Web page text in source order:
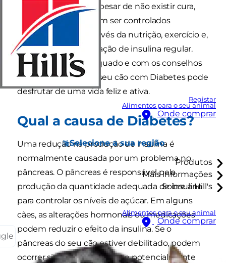
Registar
Alimentos para o seu animal
Onde comprar
Selecione a sua região
Produtos
Mais informações
Sobre a Hill's
Alimentos para o seu animal
Onde comprar
tipos de diabetes e apesar de não existir cura,
ambos os tipos podem ser controlados
adequadamente através da nutrição, exercício e,
se necessário, medicação de insulina regular.
Com o alimento adequado e com os conselhos
do seu veterinário, o seu cão com Diabetes pode
desfrutar de uma vida feliz e ativa.
Qual a causa de Diabetes?
Uma redução na produção de insulina é
normalmente causada por um problema no
pâncreas. O pâncreas é responsável pela
produção da quantidade adequada de insulina
para controlar os níveis de açúcar. Em alguns
cães, as alterações hormonais ou medicações
podem reduzir o efeito da insulina. Se o
pâncreas do seu cão estiver debilitado, podem
ocorrer sinais a longo prazo e potencialmente